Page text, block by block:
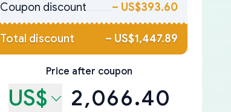
Coupon discount
– US$393.60
Total discount – US$1,447.89
Price after coupon
US$ 2,066.40